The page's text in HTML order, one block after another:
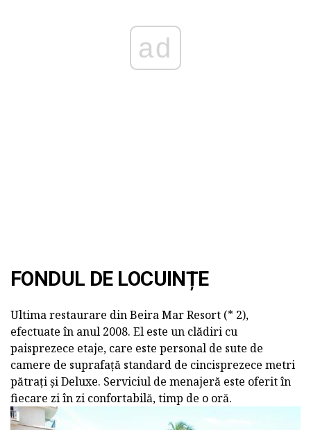
ad
FONDUL DE LOCUINȚE
Ultima restaurare din Beira Mar Resort (* 2),
efectuate în anul 2008. El este un clădiri cu
paisprezece etaje, care este personal de sute de
camere de suprafață standard de cincisprezece metri
pătrați și Deluxe. Serviciul de menajeră este oferit în
fiecare zi în zi confortabilă, timp de o oră.